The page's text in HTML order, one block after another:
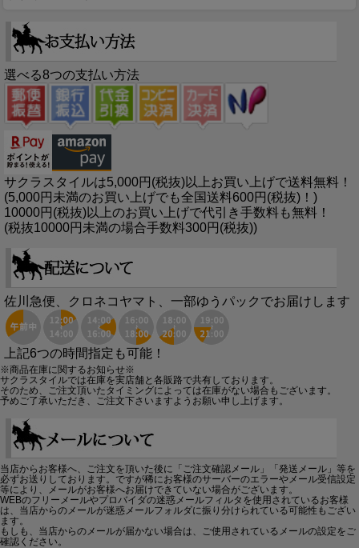
選べる8つの支払い方法
サクラスタイルは5,000円(税抜)以上お買い上げで送料無料！
(5,000円未満のお買い上げでも全国送料600円(税抜)！)
10000円(税抜)以上のお買い上げで代引き手数料も無料！
(税抜10000円未満の場合手数料300円(税抜))
佐川急便、クロネコヤマト、一部ゆうパックでお届けします
上記6つの時間指定も可能！
※商品在庫に関するお知らせ※
サクラスタイルでは在庫を実店舗と各販路で共有しております。
そのため、ご注文頂いたタイミングによっては在庫がない場合もございます。
予めご了承いただき、ご注文下さいますようお願い申し上げます。
当店からお客様へ、ご注文を頂いた後に「ご注文確認メール」「発送メール」等を
必ずお送りしております。ですが稀にお客様のサーバーのエラーやメール受信設定
等により、メールがお客様へお届けできていない場合がございます。
WEBのフリーメールやプロバイダの迷惑メールフィルタを使用されているお客様
は、当店からのメールが迷惑メールフォルダに振り分けられている可能性もござい
ます。
もしも、当店からのメールが届かない場合は、ご使用されているメールの設定をご
確認ください。